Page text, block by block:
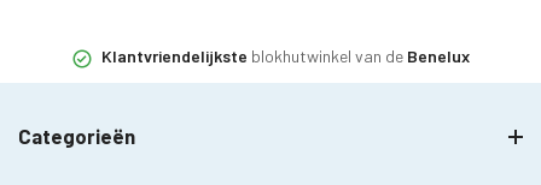
Klantvriendelijkste blokhutwinkel van de Benelux
Categorieën